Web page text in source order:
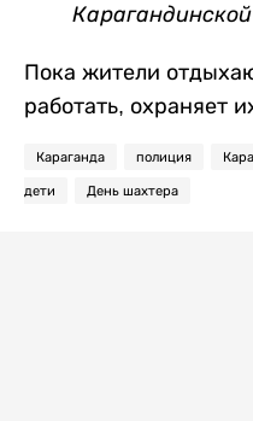
Пока жители
работать, охраняет
Караганда полиция
дети День шахтера